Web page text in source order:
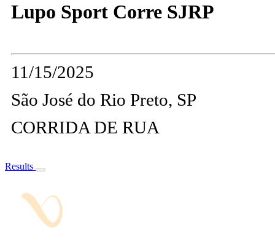
Lupo Sport Corre SJRP
11/15/2025
São José do Rio Preto, SP
CORRIDA DE RUA
Results